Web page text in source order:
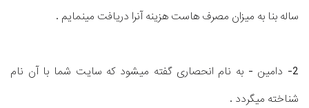
ساله بنا به میزان مصرف هاست هزینه آنرا دریافت مینمایم .
2- دامین - به نام انحصاری گفته میشود که سایت شما با آن نام
شناخته میگردد .